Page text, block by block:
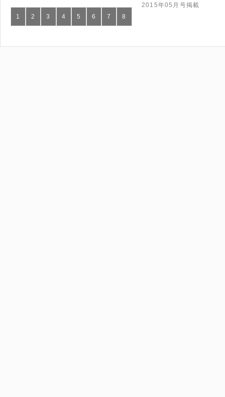
2015年05月号掲載
1
2 3 4 5 6 7 8